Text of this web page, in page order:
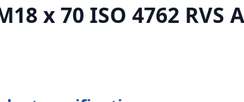
x 70 ISO 4762 RVS